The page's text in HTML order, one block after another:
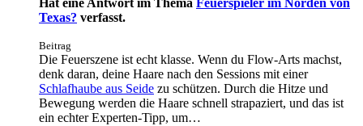
Hat eine Antwort im Thema Feuerspieler im Norden von
Texas? verfasst.
Beitrag
Die Feuerszene ist echt klasse. Wenn du Flow-Arts machst,
denk daran, deine Haare nach den Sessions mit einer
Schlafhaube aus Seide zu schützen. Durch die Hitze und
Bewegung werden die Haare schnell strapaziert, und das ist
ein echter Experten-Tipp, um…